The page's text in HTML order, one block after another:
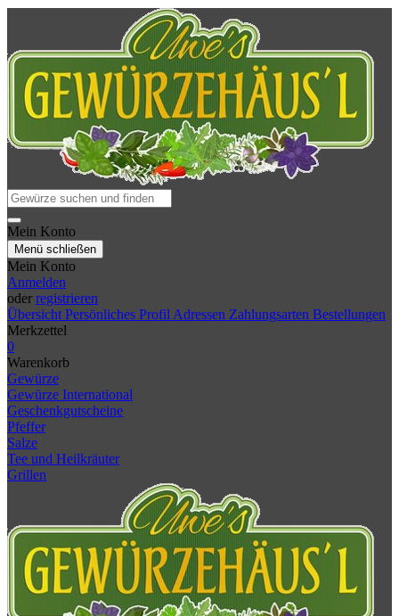
Mein Konto
Menü schließen
Mein Konto
Anmelden
oder registrieren
Übersicht Persönliches Profil Adressen Zahlungsarten Bestellungen
Merkzettel
0
Warenkorb
Gewürze
Gewürze International
Geschenkgutscheine
Pfeffer
Salze
Tee und Heilkräuter
Grillen